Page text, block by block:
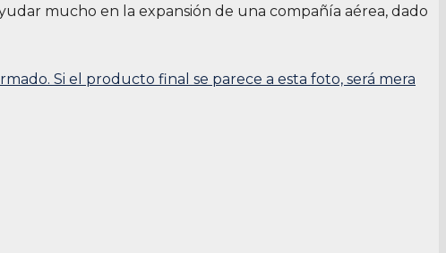
mucho en la expansión de una compañía aérea, dado